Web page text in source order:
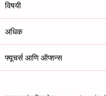
विषयी
अधिक
फ्यूचर्स आणि ऑप्शन्स